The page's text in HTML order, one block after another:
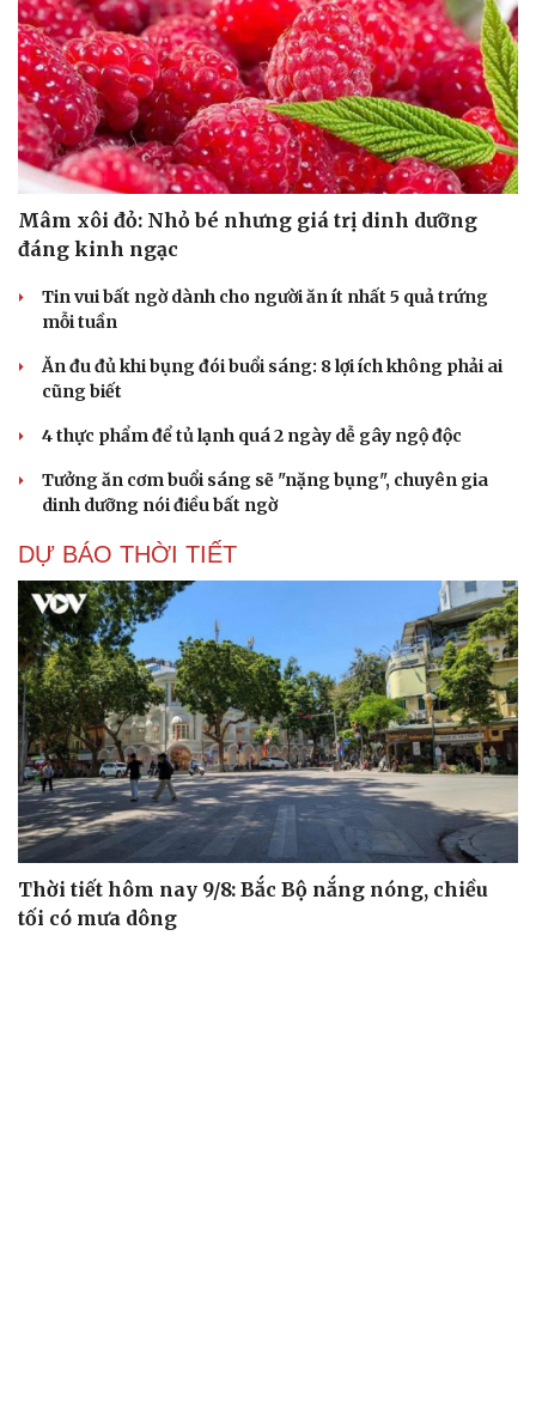
Mâm xôi đỏ: Nhỏ bé nhưng giá trị dinh dưỡng
đáng kinh ngạc
Tin vui bất ngờ dành cho người ăn ít nhất 5 quả trứng
mỗi tuần
Ăn đu đủ khi bụng đói buổi sáng: 8 lợi ích không phải ai
cũng biết
4 thực phẩm để tủ lạnh quá 2 ngày dễ gây ngộ độc
Tưởng ăn cơm buổi sáng sẽ "nặng bụng", chuyên gia
dinh dưỡng nói điều bất ngờ
DỰ BÁO THỜI TIẾT
Thời tiết hôm nay 9/8: Bắc Bộ nắng nóng, chiều
tối có mưa dông